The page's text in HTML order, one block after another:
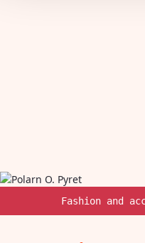
Fashion and